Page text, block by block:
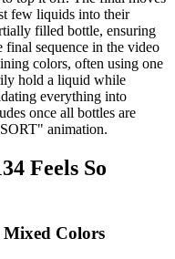
few liquids into their
filled bottle, ensuring
final sequence in the video
colors, often using one
hold a liquid while
everything into
once all bottles are
animation.
Feels So
Colors